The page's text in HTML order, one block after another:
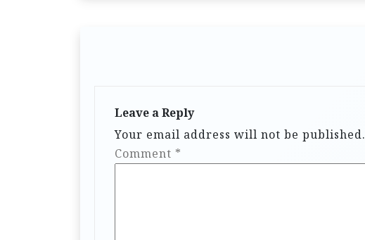
Leave a Reply
Your email address will not be published.
Comment *